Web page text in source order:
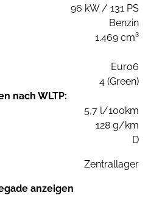
96 kW / 131 PS
Benzin
1.469 cm³
Euro6
4 (Green)
nach WLTP:
5,7 l/100km
128 g/km
D
Zentrallager
anzeigen